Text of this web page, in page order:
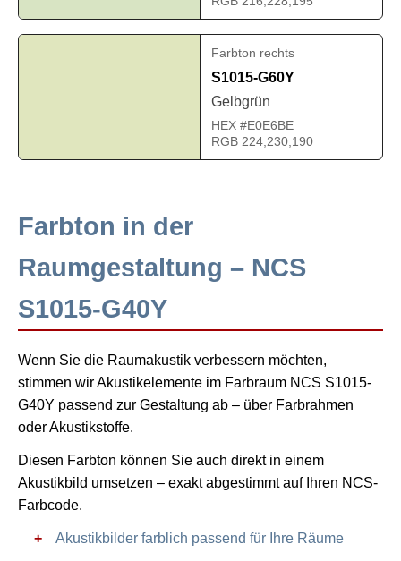
Farbton rechts
S1015-G60Y
Gelbgrün
HEX #E0E6BE
RGB 224,230,190
Farbton in der
Raumgestaltung – NCS
S1015-G40Y
Wenn Sie die Raumakustik verbessern möchten,
stimmen wir Akustikelemente im Farbraum NCS S1015-
G40Y passend zur Gestaltung ab – über Farbrahmen
oder Akustikstoffe.
Diesen Farbton können Sie auch direkt in einem
Akustikbild umsetzen – exakt abgestimmt auf Ihren NCS-
Farbcode.
Akustikbilder farblich passend für Ihre Räume